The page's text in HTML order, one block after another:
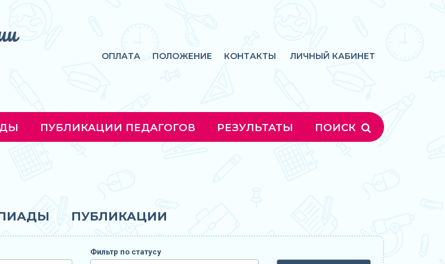
ОПЛАТА ПОЛОЖЕНИЕ КОНТАКТЫ ЛИЧНЫЙ КАБИНЕТ
ПУБЛИКАЦИИ ПЕДАГОГОВ РЕЗУЛЬТАТЫ ПОИСК
ПУБЛИКАЦИИ
Фильтр по статусу